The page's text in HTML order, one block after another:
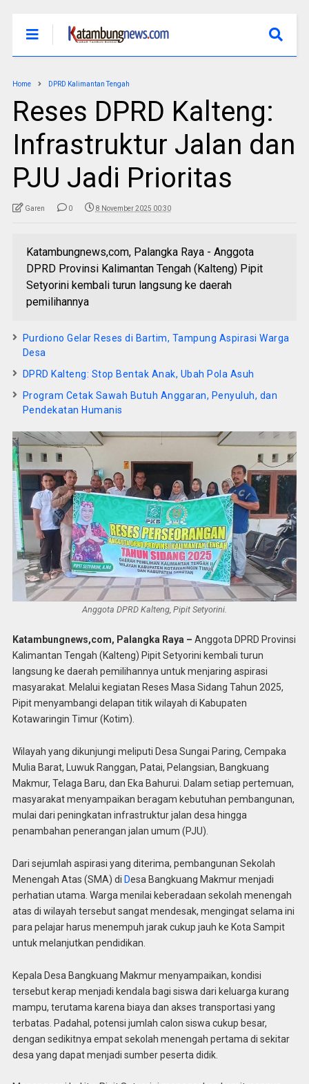
Home DPRD Kalimantan Tengah
Reses DPRD Kalteng:
Infrastruktur Jalan dan
PJU Jadi Prioritas
Garen 0 8 November 2025 00:30
Katambungnews,com, Palangka Raya - Anggota
DPRD Provinsi Kalimantan Tengah (Kalteng) Pipit
Setyorini kembali turun langsung ke daerah
pemilihannya
Purdiono Gelar Reses di Bartim, Tampung Aspirasi Warga
Desa
DPRD Kalteng: Stop Bentak Anak, Ubah Pola Asuh
Program Cetak Sawah Butuh Anggaran, Penyuluh, dan
Pendekatan Humanis
Anggota DPRD Kalteng, Pipit Setyorini.
Katambungnews,com, Palangka Raya – Anggota DPRD Provinsi
Kalimantan Tengah (Kalteng) Pipit Setyorini kembali turun
langsung ke daerah pemilihannya untuk menjaring aspirasi
masyarakat. Melalui kegiatan Reses Masa Sidang Tahun 2025,
Pipit menyambangi delapan titik wilayah di Kabupaten
Kotawaringin Timur (Kotim).
Wilayah yang dikunjungi meliputi Desa Sungai Paring, Cempaka
Mulia Barat, Luwuk Ranggan, Patai, Pelangsian, Bangkuang
Makmur, Telaga Baru, dan Eka Bahurui. Dalam setiap pertemuan,
masyarakat menyampaikan beragam kebutuhan pembangunan,
mulai dari peningkatan infrastruktur jalan desa hingga
penambahan penerangan jalan umum (PJU).
Dari sejumlah aspirasi yang diterima, pembangunan Sekolah
Menengah Atas (SMA) di Desa Bangkuang Makmur menjadi
perhatian utama. Warga menilai keberadaan sekolah menengah
atas di wilayah tersebut sangat mendesak, mengingat selama ini
para pelajar harus menempuh jarak cukup jauh ke Kota Sampit
untuk melanjutkan pendidikan.
Kepala Desa Bangkuang Makmur menyampaikan, kondisi
tersebut kerap menjadi kendala bagi siswa dari keluarga kurang
mampu, terutama karena biaya dan akses transportasi yang
terbatas. Padahal, potensi jumlah calon siswa cukup besar,
dengan sedikitnya empat sekolah menengah pertama di sekitar
desa yang dapat menjadi sumber peserta didik.